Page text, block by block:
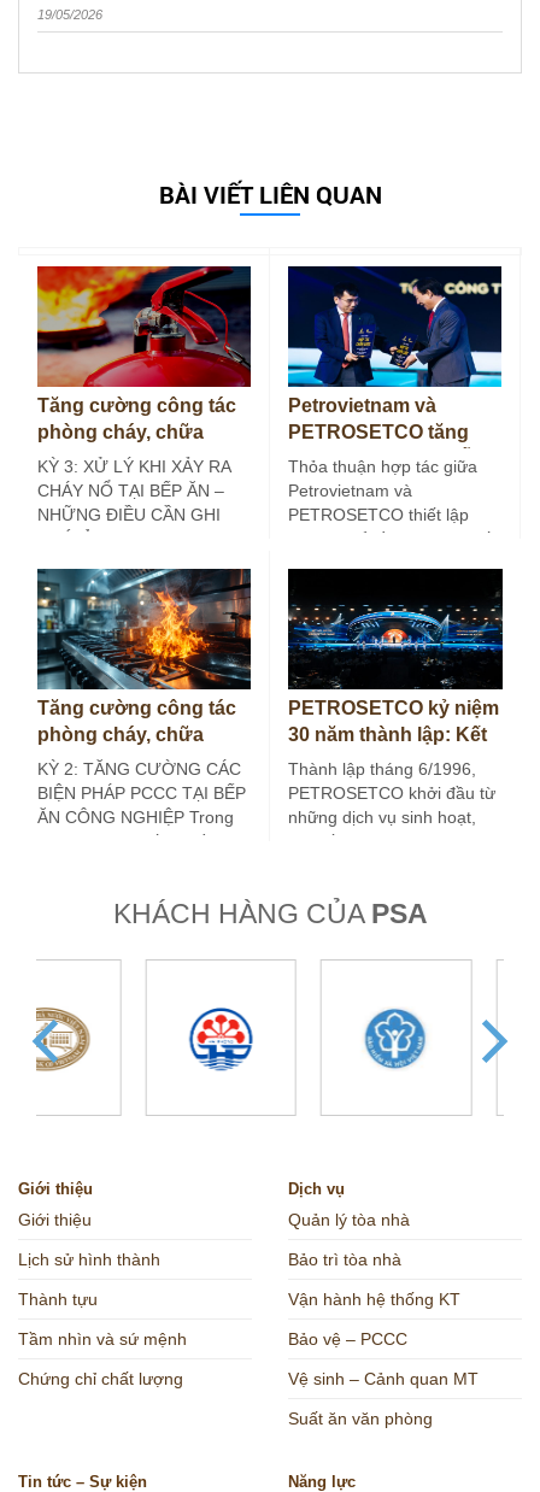
19/05/2026
BÀI VIẾT LIÊN QUAN
Tăng cường công tác
phòng cháy, chữa
cháy tại bếp ăn công
nghiệp (Kỳ 3)
KỲ 3: XỬ LÝ KHI XẢY RA
CHÁY NỔ TẠI BẾP ĂN –
NHỮNG ĐIỀU CẦN GHI
Petrovietnam và
PETROSETCO tăng
cường liên kết chuỗi
dịch vụ năng lượng
Thỏa thuận hợp tác giữa
Petrovietnam và
PETROSETCO thiết lập
khuôn khổ đồng hành chiến
Tăng cường công tác
phòng cháy, chữa
cháy tại bếp ăn công
nghiệp (Kỳ 2)
KỲ 2: TĂNG CƯỜNG CÁC
BIỆN PHÁP PCCC TẠI BẾP
ĂN CÔNG NGHIỆP Trong
kỳ trước, bài viết đã đề…
PETROSETCO kỷ niệm
30 năm thành lập: Kết
nối giá trị, kiến tạo
tương lai
Thành lập tháng 6/1996,
PETROSETCO khởi đầu từ
những dịch vụ sinh hoạt,
đời sống và du lịch phục
KHÁCH HÀNG CỦA PSA
Giới thiệu
Giới thiệu
Lịch sử hình thành
Thành tựu
Tầm nhìn và sứ mệnh
Chứng chỉ chất lượng
Dịch vụ
Quản lý tòa nhà
Bảo trì tòa nhà
Vận hành hệ thống KT
Bảo vệ – PCCC
Vệ sinh – Cảnh quan MT
Suất ăn văn phòng
Tin tức – Sự kiện Năng lực